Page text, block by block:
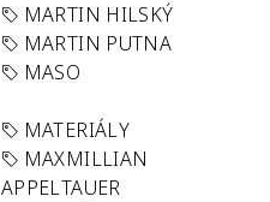
MARTIN HILSKÝ
MARTIN PUTNA
MASO
MATERIÁLY
MAXMILLIAN
APPELTAUER